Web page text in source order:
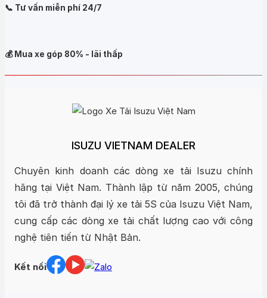
📞 Tư vấn miễn phí 24/7
💰 Mua xe góp 80% - lãi thấp
ISUZU VIETNAM DEALER
Chuyên kinh doanh các dòng xe tải Isuzu chính
hãng tại Việt Nam. Thành lập từ năm 2005, chúng
tôi đã trở thành đại lý xe tải 5S của Isuzu Việt Nam,
cung cấp các dòng xe tải chất lượng cao với công
nghệ tiên tiến từ Nhật Bản.
Kết nối